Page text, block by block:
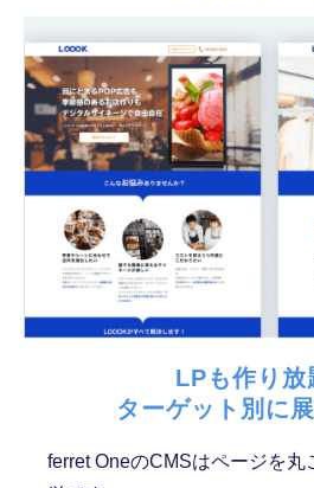
LPも作り放
ターゲット別に
ferret OneのCMSはページを丸